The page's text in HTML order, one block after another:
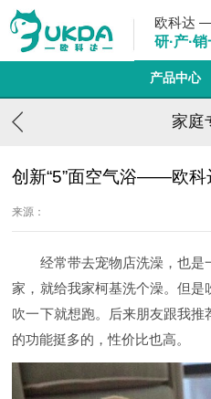
欧科达
研·产·
产品中心
家庭
创新“5”面空气浴——欧科
来源：
经常带去宠物店洗澡，也是
家，就给我家柯基洗个澡。但是
吹一下就想跑。后来朋友跟我推
的功能挺多的，性价比也高。